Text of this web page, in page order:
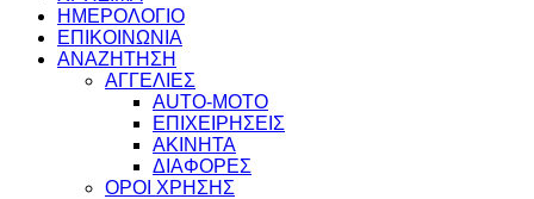
ΗΜΕΡΟΛΟΓΙΟ
ΕΠΙΚΟΙΝΩΝΙΑ
ΑΝΑΖΗΤΗΣΗ
ΑΓΓΕΛΙΕΣ
AUTO-MOTO
ΕΠΙΧΕΙΡΗΣΕΙΣ
ΑΚΙΝΗΤΑ
ΔΙΑΦΟΡΕΣ
ΟΡΟΙ ΧΡΗΣΗΣ